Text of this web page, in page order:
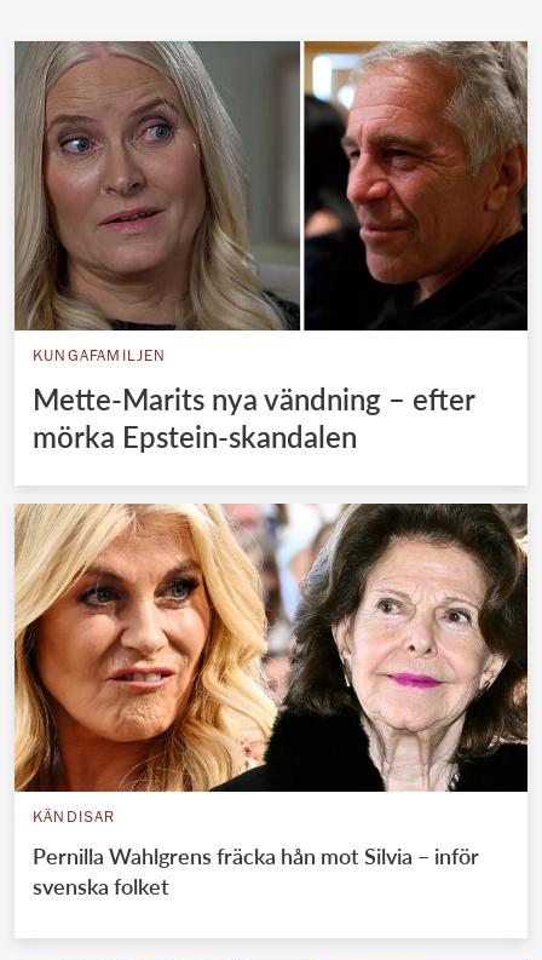
KUNGAFAMILJEN
Mette-Marits nya vändning – efter
mörka Epstein-skandalen
KÄNDISAR
Pernilla Wahlgrens fräcka hån mot Silvia – inför
svenska folket